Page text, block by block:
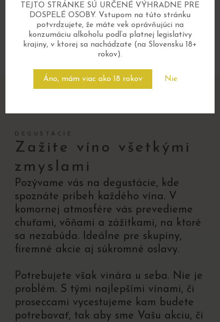
TEJTO STRÁNKE SÚ URČENÉ VÝHRADNE PRE
DOSPELÉ OSOBY. Vstupom na túto stránku
potvrdzujete, že máte vek oprávňujúci na
konzumáciu alkoholu podľa platnej legislatívy
krajiny, v ktorej sa nachádzate (na Slovensku 18+
rokov).
Áno, mám viac ako 18 rokov Nie
DEGUSTÁCIE
Zažite víno všetkými
zmyslami
Pozývame vás na degustácie, kde
spoznáte príbeh každého vína. V
komornej atmosfére vás prevedieme
chuťami, vôňami a zážitkami, na ktoré
sa nezabúda. Ideálne pre skupiny,
firemné akcie aj súkromné oslavy.
Potrebujete však vinára u seba. Nie je
problém. S tými najlepšími vínami, či
proseccami vycestujeme kam budete
potrebovať, tak aby sme Vašu akciu, či